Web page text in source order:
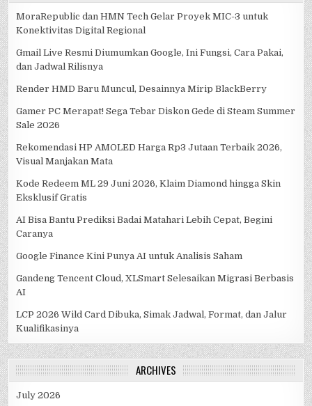
MoraRepublic dan HMN Tech Gelar Proyek MIC-3 untuk
Konektivitas Digital Regional
Gmail Live Resmi Diumumkan Google, Ini Fungsi, Cara Pakai,
dan Jadwal Rilisnya
Render HMD Baru Muncul, Desainnya Mirip BlackBerry
Gamer PC Merapat! Sega Tebar Diskon Gede di Steam Summer
Sale 2026
Rekomendasi HP AMOLED Harga Rp3 Jutaan Terbaik 2026,
Visual Manjakan Mata
Kode Redeem ML 29 Juni 2026, Klaim Diamond hingga Skin
Eksklusif Gratis
AI Bisa Bantu Prediksi Badai Matahari Lebih Cepat, Begini
Caranya
Google Finance Kini Punya AI untuk Analisis Saham
Gandeng Tencent Cloud, XLSmart Selesaikan Migrasi Berbasis
AI
LCP 2026 Wild Card Dibuka, Simak Jadwal, Format, dan Jalur
Kualifikasinya
ARCHIVES
July 2026